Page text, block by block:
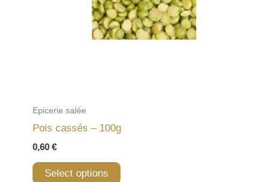
Epicerie salée
Pois cassés – 100g
0,60 €
Select options